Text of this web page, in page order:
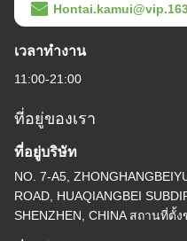
เวลาทํางาน
11:00-21:00
ที่อยู่ของเรา
ที่อยู่บริษัท
NO. 7-A5,
ROAD, HUAQIANGBEI
SHENZHEN, CHINA สถานที่ตั้